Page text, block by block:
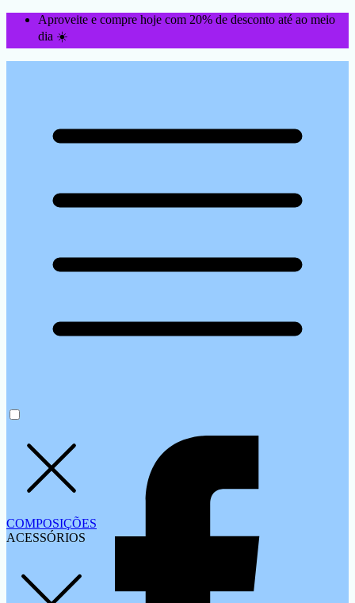
Aproveite e compre hoje com 20% de desconto até ao meio
dia ☀️
COMPOSIÇÕES
ACESSÓRIOS